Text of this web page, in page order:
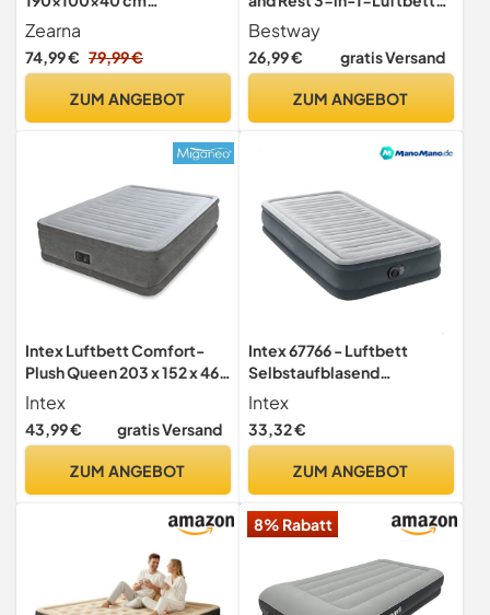
Selbstaufblasende
Luftmatratze mit
elektrischer
Funktion | Bequemes
Campingmatratze für
(Einzel(40cm))
Zearna
74,99 € 79,99 €
ZUM ANGEBOT
188 x 99 x 25 cm
1067922xxx22 Grau
Bestway
26,99 € gratis Versand
ZUM ANGEBOT
Intex Luftbett Comfort-
Plush Queen 203 x 152 x 46
cm, 230 V, 64414
Intex
43,99 € gratis Versand
ZUM ANGEBOT
Intex 67766 - Luftbett
Selbstaufblasend
Einzelbett Dura-Beam
Comfort Plush Mid-Rise,
mit integrierter
für 1 Person, PVC,
Intex
33,32 €
ZUM ANGEBOT
8% Rabatt